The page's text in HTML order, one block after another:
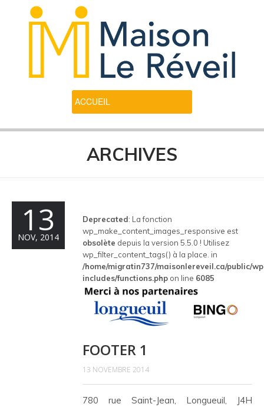
ARCHIVES
Deprecated: La fonction
wp_make_content_images_responsive est
obsolète depuis la version 5.5.0 ! Utilisez
wp_filter_content_tags() à la place. in
/home/migratin737/maisonlereveil.ca/public/
includes/functions.php on line 6085
13
NOV, 2014
FOOTER 1
13 NOVEMBRE 2014
780 rue Saint-Jean, Longueuil, J4H